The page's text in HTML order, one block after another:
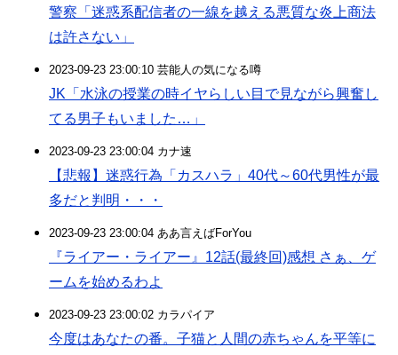
警察「迷惑系配信者の一線を越える悪質な炎上商法
は許さない」
2023-09-23 23:00:10 芸能人の気になる噂
JK「水泳の授業の時イヤらしい目で見ながら興奮し
てる男子もいました…」
2023-09-23 23:00:04 カナ速
【悲報】迷惑行為「カスハラ」40代～60代男性が最
多だと判明・・・
2023-09-23 23:00:04 ああ言えばForYou
『ライアー・ライアー』12話(最終回)感想 さぁ、ゲ
ームを始めるわよ
2023-09-23 23:00:02 カラパイア
今度はあなたの番。子猫と人間の赤ちゃんを平等に